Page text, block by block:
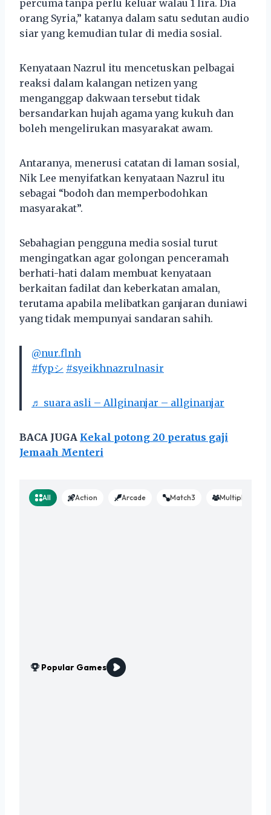
percuma tanpa perlu keluar walau 1 lira. Dia
orang Syria,” katanya dalam satu sedutan audio
siar yang kemudian tular di media sosial.
Kenyataan Nazrul itu mencetuskan pelbagai
reaksi dalam kalangan netizen yang
menganggap dakwaan tersebut tidak
bersandarkan hujah agama yang kukuh dan
boleh mengelirukan masyarakat awam.
Antaranya, menerusi catatan di laman sosial,
Nik Lee menyifatkan kenyataan Nazrul itu
sebagai “bodoh dan memperbodohkan
masyarakat”.
Sebahagian pengguna media sosial turut
mengingatkan agar golongan penceramah
berhati-hati dalam membuat kenyataan
berkaitan fadilat dan keberkatan amalan,
terutama apabila melibatkan ganjaran duniawi
yang tidak mempunyai sandaran sahih.
@nur.flnh
#fypシ #syeikhnazrulnasir
♬ suara asli – Allginanjar – allginanjar
BACA JUGA Kekal potong 20 peratus gaji
Jemaah Menteri